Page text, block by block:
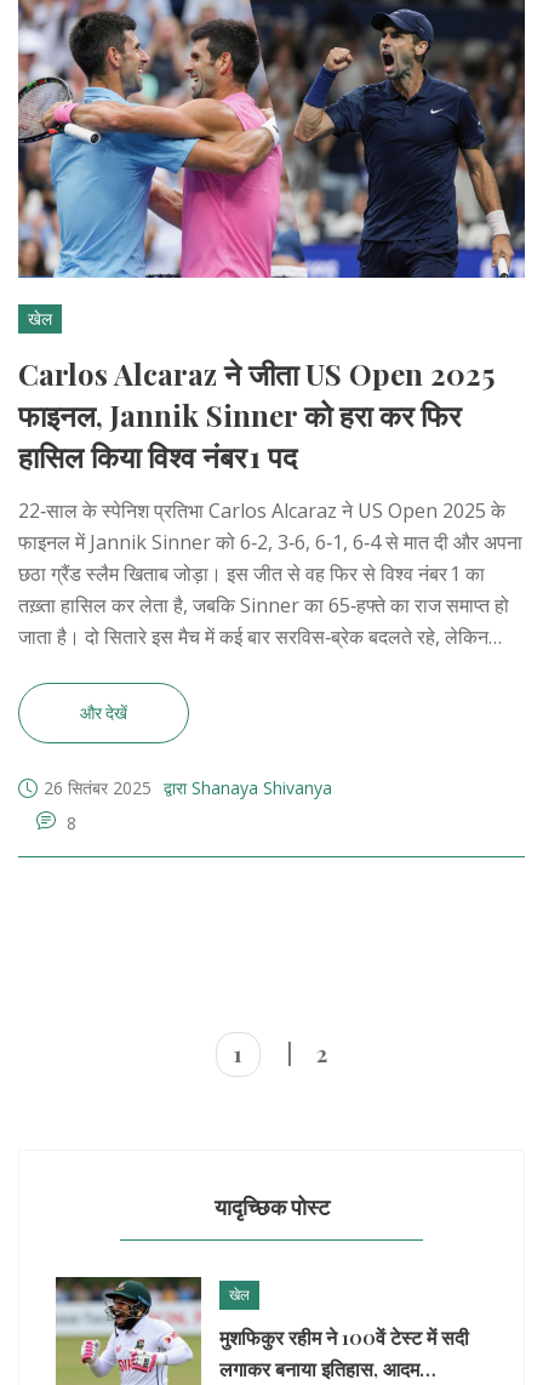
खेल
Carlos Alcaraz ने जीता US Open 2025
फाइनल, Jannik Sinner को हरा कर फिर
हासिल किया विश्व नंबर 1 पद
22‑साल के स्पेनिश प्रतिभा Carlos Alcaraz ने US Open 2025 के
फाइनल में Jannik Sinner को 6‑2, 3‑6, 6‑1, 6‑4 से मात दी और अपना
छठा ग्रैंड स्लैम खिताब जोड़ा। इस जीत से वह फिर से विश्व नंबर 1 का
तख़्ता हासिल कर लेता है, जबकि Sinner का 65‑हफ्ते का राज समाप्त हो
जाता है। दो सितारे इस मैच में कई बार सरविस‑ब्रेक बदलते रहे, लेकिन
फाइनल ने पुरुष टेनिस में नई पीढ़ी के उदय को स्पष्ट रूप से दर्शाया।
और देखें
26 सितंबर 2025 द्वारा Shanaya Shivanya
8
1 2
यादृच्छिक पोस्ट
खेल
मुशफिकुर रहीम ने 100वें टेस्ट में सदी
लगाकर बनाया इतिहास, आदम